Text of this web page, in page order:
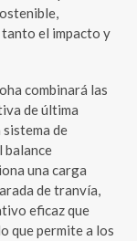
el impacto y
combinará las
de última
de
balance
una carga
de tranvía,
eficaz que
que permite a los